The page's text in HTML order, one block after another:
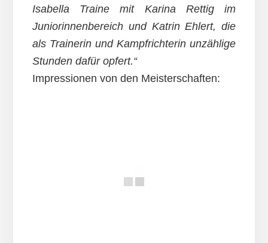
Isabella Traine mit Karina Rettig im
Juniorinnenbereich und Katrin Ehlert, die
als Trainerin und Kampfrichterin unzählige
Stunden dafür opfert.“
Impressionen von den Meisterschaften: